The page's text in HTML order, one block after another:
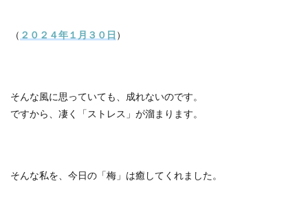
（ ２０２４年１月３０日 ）
そんな風に思っていても、成れないのです。
ですから、凄く「ストレス」が溜まります。
そんな私を、今日の「梅」は癒してくれました。